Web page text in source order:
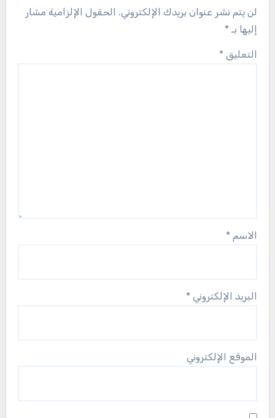
لن يتم نشر عنوان بريدك الإلكتروني.
الحقول الإلزامية مشار
إليها بـ *
التعليق *
الاسم *
البريد الإلكتروني *
الموقع الإلكتروني